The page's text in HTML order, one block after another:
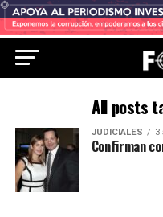
All posts
JUDICIALES 3
Confirman